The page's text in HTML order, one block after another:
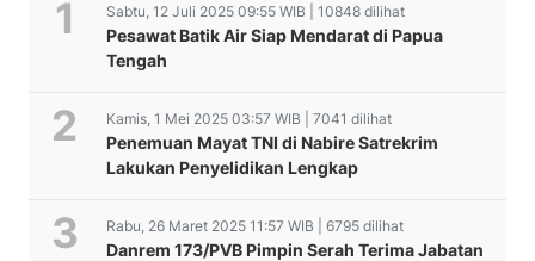
Sabtu, 12 Juli 2025 09:55 WIB | 10848 dilihat
Pesawat Batik Air Siap Mendarat di Papua
Tengah
Kamis, 1 Mei 2025 03:57 WIB | 7041 dilihat
Penemuan Mayat TNI di Nabire Satrekrim
Lakukan Penyelidikan Lengkap
Rabu, 26 Maret 2025 11:57 WIB | 6795 dilihat
Danrem 173/PVB Pimpin Serah Terima Jabatan